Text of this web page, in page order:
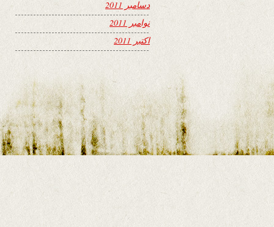
دسامبر 2011
نوامبر 2011
اکتبر 2011